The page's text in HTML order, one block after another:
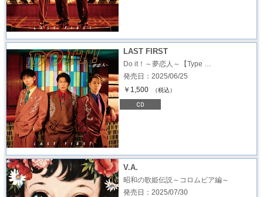
LAST FIRST
Do it！～夢恋人～【Type …
発売日：2025/06/25
￥1,500
（税込）
V.A.
昭和の歌姫伝説～コロムビア編～
発売日：2025/07/30